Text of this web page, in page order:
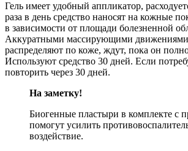
Гель имеет удобный аппликатор,
раза в день средство наносят на кожные
в зависимости от площади болезненной
Аккуратными массирующими движениями
распределяют по коже, ждут, пока он
Используют средство 30 дней. Если
повторить через 30 дней.
На заметку!
Биогенные пластыри в комплекте с
помогут усилить
воздействие.